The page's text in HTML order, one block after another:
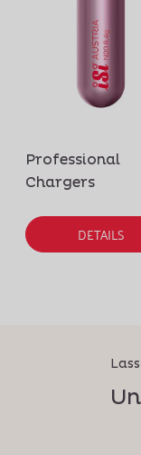
Professional
Chargers
DETAILS